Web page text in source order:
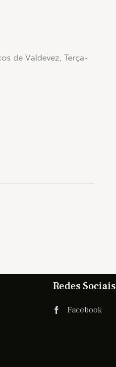
de Valdevez, Terça-
Redes Sociais
Facebook